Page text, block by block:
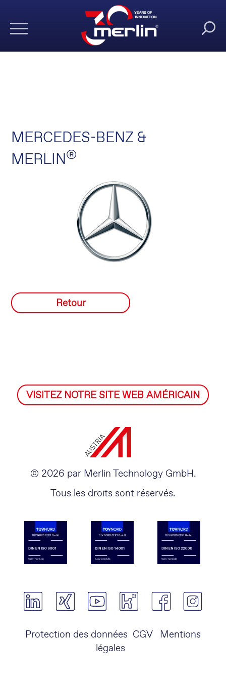
MERCEDES-BENZ &
MERLIN®
Retour
VISITEZ NOTRE SITE WEB AMÉRICAIN
© 2026 par Merlin Technology GmbH.
Tous les droits sont réservés.
Protection des données CGV
Mentions
légales